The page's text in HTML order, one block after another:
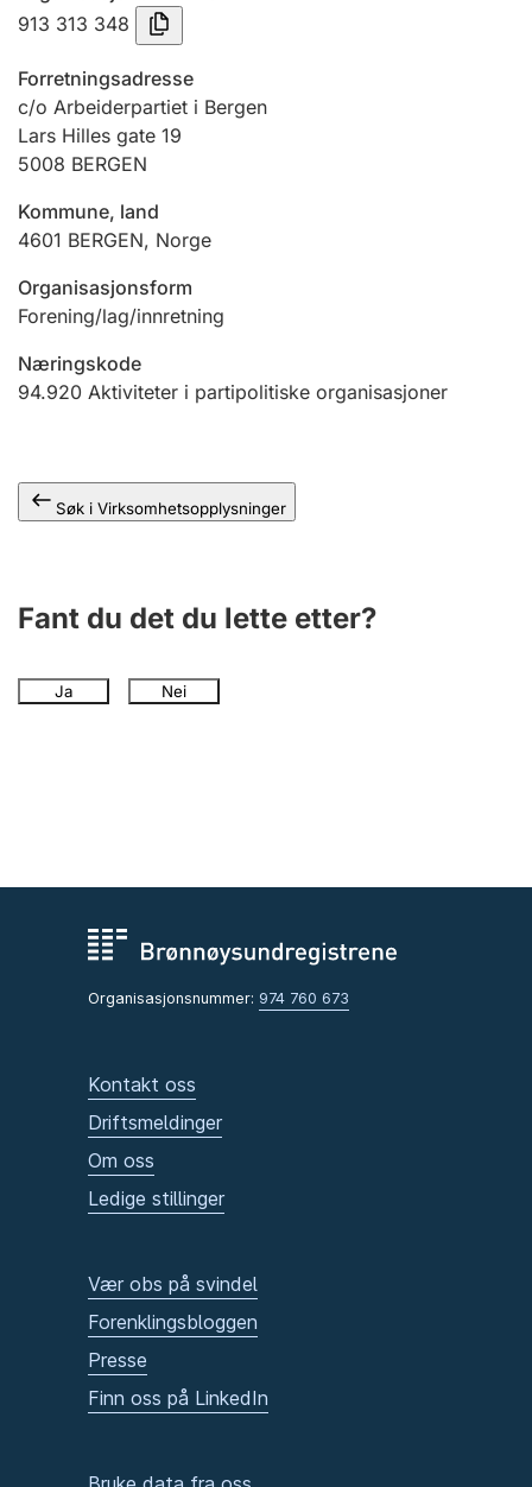
Tinglysing
Jeger
Betaling og jegeravgiftskort
Ektepaktveileder
913 313 348
Forretningsadresse
c/o Arbeiderpartiet i Bergen
Lars Hilles gate 19
5008 BERGEN
Kommune, land
4601 BERGEN, Norge
Organisasjonsform
Forening/lag/innretning
Næringskode
94.920 Aktiviteter i partipolitiske organisasjoner
Søk i Virksomhetsopplysninger
Fant du det du lette etter?
Ja Nei
Organisasjonsnummer: 974 760 673
Kontakt oss
Driftsmeldinger
Om oss
Ledige stillinger
Vær obs på svindel
Forenklingsbloggen
Presse
Finn oss på LinkedIn